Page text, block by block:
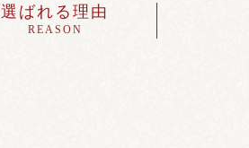
選ばれる理由
REASON